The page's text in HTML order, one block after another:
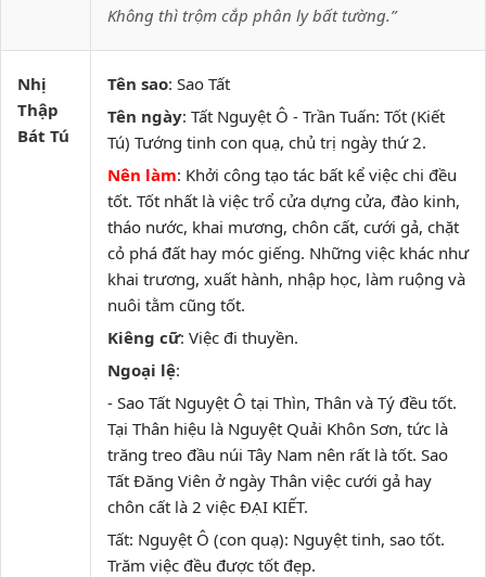
Không thì trộm cắp phân ly bất tường.”
Nhị
Thập
Bát Tú
Tên sao: Sao Tất
Tên ngày: Tất Nguyệt Ô - Trần Tuấn: Tốt (Kiết
Tú) Tướng tinh con quạ, chủ trị ngày thứ 2.
Nên làm: Khởi công tạo tác bất kể việc chi đều
tốt. Tốt nhất là việc trổ cửa dựng cửa, đào kinh,
tháo nước, khai mương, chôn cất, cưới gả, chặt
cỏ phá đất hay móc giếng. Những việc khác như
khai trương, xuất hành, nhập học, làm ruộng và
nuôi tằm cũng tốt.
Kiêng cữ: Việc đi thuyền.
Ngoại lệ:
- Sao Tất Nguyệt Ô tại Thìn, Thân và Tý đều tốt.
Tại Thân hiệu là Nguyệt Quải Khôn Sơn, tức là
trăng treo đầu núi Tây Nam nên rất là tốt. Sao
Tất Đăng Viên ở ngày Thân việc cưới gả hay
chôn cất là 2 việc ĐẠI KIẾT.
Tất: Nguyệt Ô (con quạ): Nguyệt tinh, sao tốt.
Trăm việc đều được tốt đẹp.